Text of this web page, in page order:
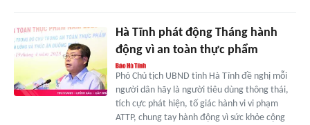
Hà Tĩnh phát động Tháng hành
động vì an toàn thực phẩm
Phó Chủ tịch UBND tỉnh Hà Tĩnh đề nghị mỗi
người dân hãy là người tiêu dùng thông thái,
tích cực phát hiện, tố giác hành vi vi phạm
ATTP, chung tay hành động vì sức khỏe cộng